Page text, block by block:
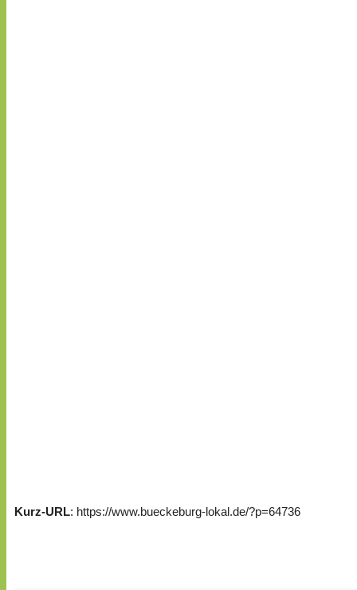
Kurz-URL: https://www.bueckeburg-lokal.de/?p=64736